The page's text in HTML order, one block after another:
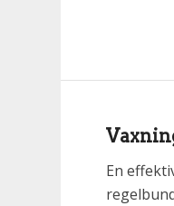
En